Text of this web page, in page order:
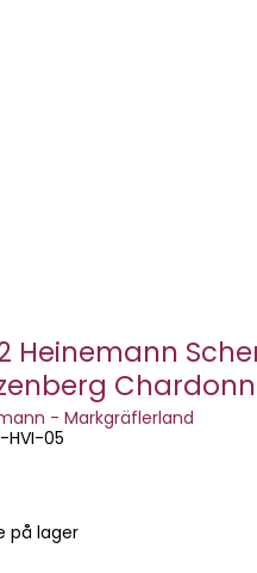
Heinemann
- Markgräflerland
HVI-05
på lager